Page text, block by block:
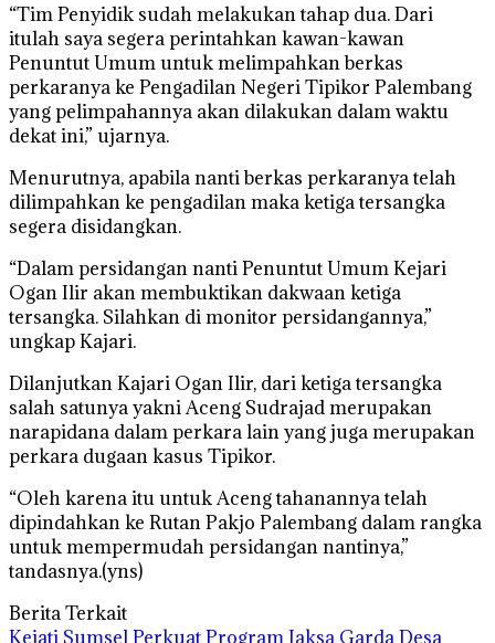
“Tim Penyidik sudah melakukan tahap dua. Dari
itulah saya segera perintahkan kawan-kawan
Penuntut Umum untuk melimpahkan berkas
perkaranya ke Pengadilan Negeri Tipikor Palembang
yang pelimpahannya akan dilakukan dalam waktu
dekat ini,” ujarnya.
Menurutnya, apabila nanti berkas perkaranya telah
dilimpahkan ke pengadilan maka ketiga tersangka
segera disidangkan.
“Dalam persidangan nanti Penuntut Umum Kejari
Ogan Ilir akan membuktikan dakwaan ketiga
tersangka. Silahkan di monitor persidangannya,”
ungkap Kajari.
Dilanjutkan Kajari Ogan Ilir, dari ketiga tersangka
salah satunya yakni Aceng Sudrajad merupakan
narapidana dalam perkara lain yang juga merupakan
perkara dugaan kasus Tipikor.
“Oleh karena itu untuk Aceng tahanannya telah
dipindahkan ke Rutan Pakjo Palembang dalam rangka
untuk mempermudah persidangan nantinya,”
tandasnya.(yns)
Berita Terkait
Kejati Sumsel Perkuat Program Jaksa Garda Desa